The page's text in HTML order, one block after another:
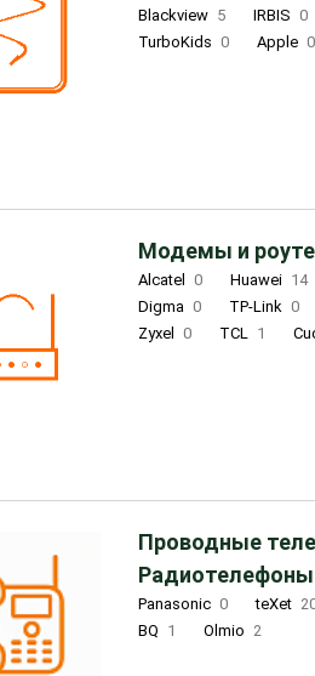
Blackview 5 IRBIS 0
TurboKids 0 Apple 0
Модемы и
Alcatel 0 Huawei 14
Digma 0 TP-Link 0
Zyxel
0 TCL 1
Проводные
Panasonic 0 teXet
BQ 1 Olmio 2